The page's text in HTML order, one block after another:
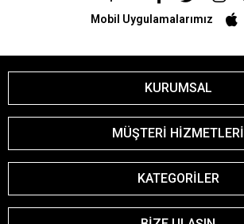
Mobil Uygulamalarımız
KURUMSAL
MÜŞTERİ HİZMETLERİ
KATEGORİLER